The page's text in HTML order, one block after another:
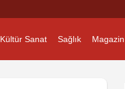
Kültür Sanat Sağlık Magazin